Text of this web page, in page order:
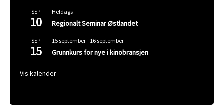
SEP
10
Heldags
Regionalt Seminar Østlandet
SEP
15
15 september- 16 september
Grunnkurs for nye i kinobransjen
Vis kalender